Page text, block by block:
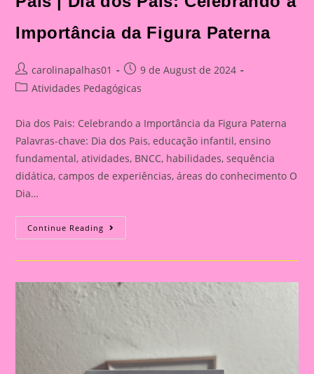
Celebrando
Importância
Da
Importância da Figura Paterna
Post
author:
carolinapalhas01
Post
published:
9 de August de 2024
PostAtividades Pedagógicas
Dia dos Pais: Celebrando a Importância da Figura Paterna
Palavras-chave: Dia dos Pais, educação infantil, ensino
fundamental, atividades, BNCC, habilidades, sequência
didática, campos de experiências, áreas do conhecimento O
Dia…
Continue Reading Cartão
Lembrança
O
Pais
Dia
Pais:
Celebrando
Importância
Da